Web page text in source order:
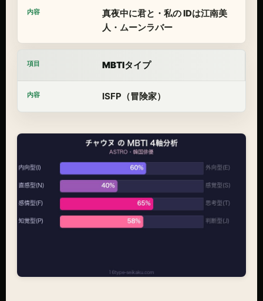
真夜中に君と・私の IDは江南美
人・ムーンラバー
MBTIタイプ
ISFP（冒険家）